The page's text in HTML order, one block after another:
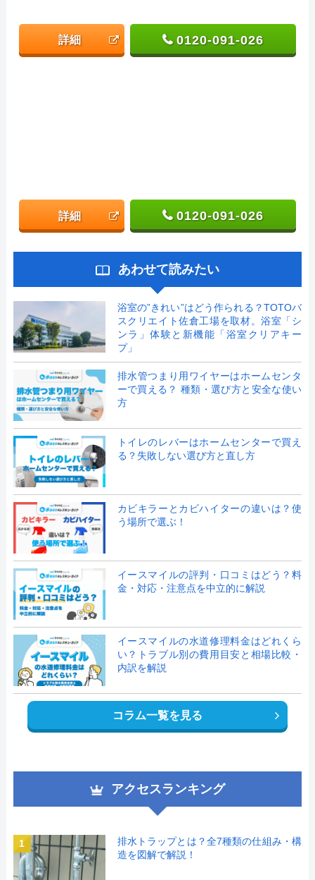
詳細 0120-091-026
詳細 0120-091-026
あわせて読みたい
浴室の”きれい”はどう作られる？TOTOバ
スクリエイト佐倉工場を取材。浴室「シ
ンラ」体験と新機能「浴室クリアキー
プ」
排水管つまり用ワイヤーはホームセンタ
ーで買える？ 種類・選び方と安全な使い
方
トイレのレバーはホームセンターで買え
る？失敗しない選び方と直し方
カビキラーとカビハイターの違いは？使
う場所で選ぶ！
イースマイルの評判・口コミはどう？料
金・対応・注意点を中立的に解説
イースマイルの水道修理料金はどれくら
い？トラブル別の費用目安と相場比較・
内訳を解説
コラム一覧を見る
アクセスランキング
1
排水トラップとは？全7種類の仕組み・構
造を図解で解説！